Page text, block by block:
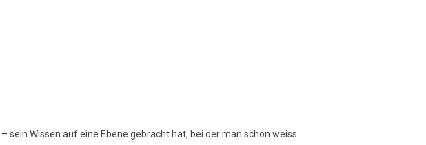
Wissen auf eine Ebene gebracht hat, bei der man schon weiss.